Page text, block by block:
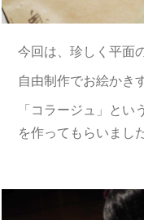
今回は、珍しく平面
自由制作でお絵かき
「コラージュ」と
を作ってもらいまし